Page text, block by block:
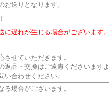
送りとなります。
遅れが生じる場合がございます。
せていただきます。
返品・交換はご遠慮くださいますよ
合わせください。
場合がございます。